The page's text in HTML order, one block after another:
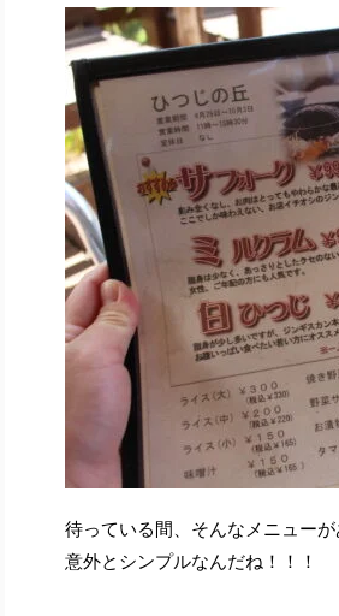
待っている間、そんなメニュー
意外とシンプルなんだね！！！